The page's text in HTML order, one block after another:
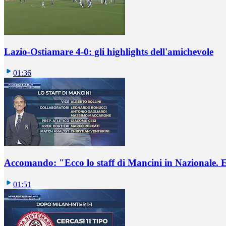
Lazio-Ostiamare 4-0: gli highlights dell'amichevole
01:36
Accomando: "Ecco lo staff di Mancini in Nazionale.
01:51